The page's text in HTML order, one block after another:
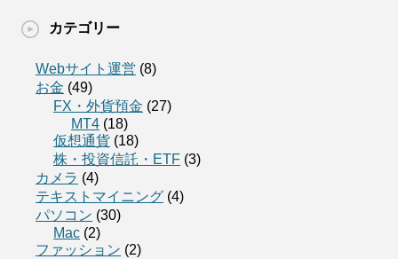
カテゴリー
Webサイト運営 (8)
お金 (49)
FX・外貨預金 (27)
MT4 (18)
仮想通貨 (18)
株・投資信託・ETF (3)
カメラ (4)
テキストマイニング (4)
パソコン (30)
Mac (2)
ファッション (2)